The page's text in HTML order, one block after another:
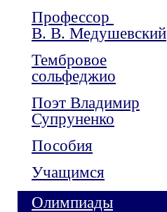
Профессор
В. В. Медушевский
Тембровое
сольфеджио
Поэт Владимир
Супруненко
Пособия
Учащимся
Олимпиады